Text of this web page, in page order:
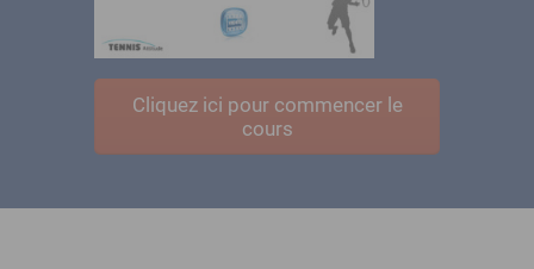
Cliquez ici pour commencer le
cours